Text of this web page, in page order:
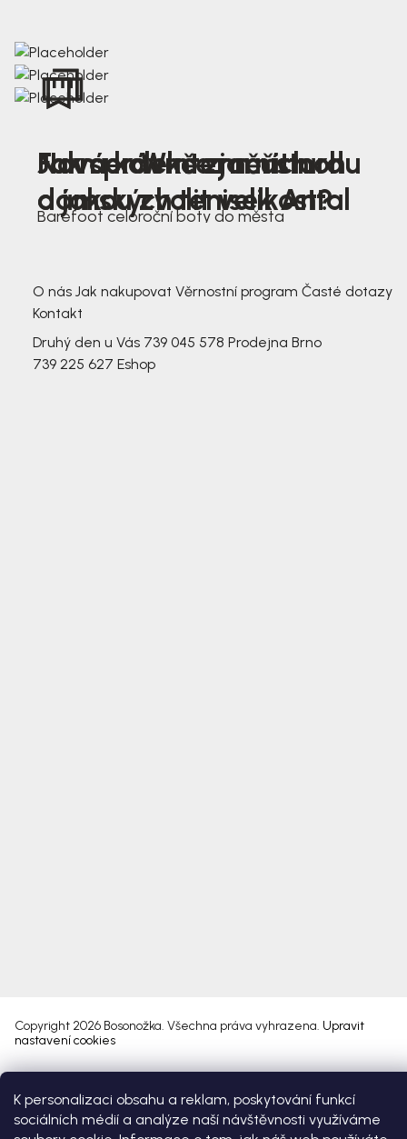
K personalizaci obsahu a reklam, poskytování funkcí
sociálních médií a analýze naší návštěvnosti využíváme
Nová kolekce jarních
dámských tenisek Antal
Jak správně změřit nohu
a jakou zvolit velikost?
Farmer Winter mustard
Barefoot celoroční boty do města
O nás Jak nakupovat Věrnostní program Časté dotazy
Kontakt
Druhý den u Vás 739 045 578 Prodejna Brno
739 225 627 Eshop
Copyright 2026 Bosonožka. Všechna práva vyhrazena. Upravit
nastavení cookies